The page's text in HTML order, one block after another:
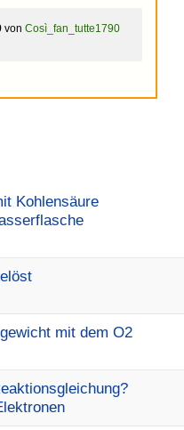
von Così_fan_tutte1790
Kohlensäure
mit dem O2